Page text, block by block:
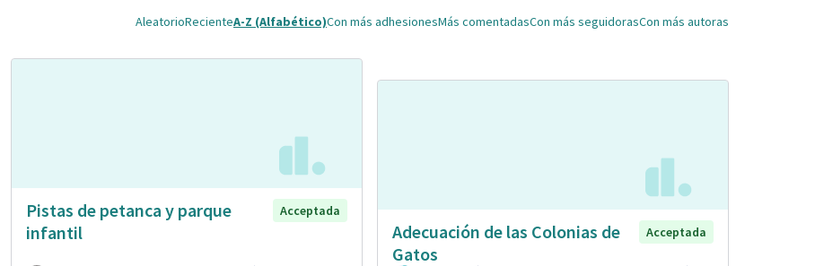
AleatorioRecienteA-Z (Alfabético)Con más adhesionesMás comentadasCon más seguidorasCon más autoras
Pistas de petanca y parque
infantil
Acceptada
Adecuación de las Colonias de
Gatos
Acceptada